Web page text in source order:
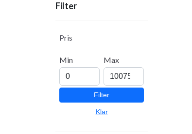
Filter
Pris
Min Max
Filter
Klar